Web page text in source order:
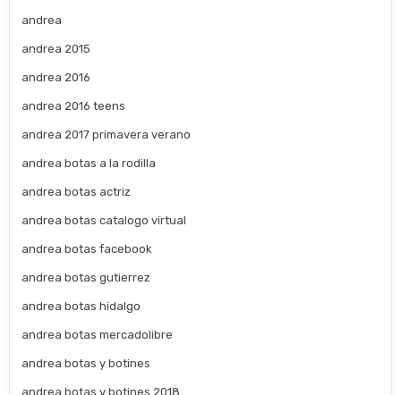
andrea
andrea 2015
andrea 2016
andrea 2016 teens
andrea 2017 primavera verano
andrea botas a la rodilla
andrea botas actriz
andrea botas catalogo virtual
andrea botas facebook
andrea botas gutierrez
andrea botas hidalgo
andrea botas mercadolibre
andrea botas y botines
andrea botas y botines 2018